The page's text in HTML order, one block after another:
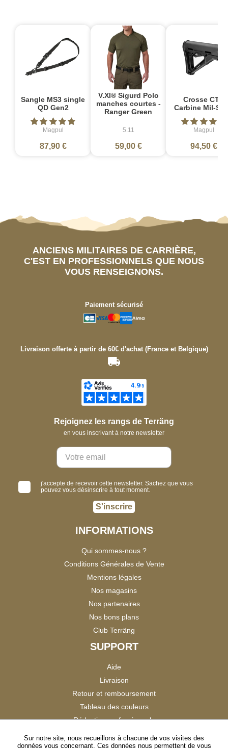
Sangle MS3 single
QD Gen2
Magpul
87,90 €
V.XI® Sigurd Polo
manches courtes -
Ranger Green
5.11
59,00 €
Crosse CTR
Carbine Mil-
Magpul
94,50 €
ANCIENS MILITAIRES DE CARRIÈRE,
C'EST EN PROFESSIONNELS QUE NOUS
VOUS RENSEIGNONS.
Paiement sécurisé
Livraison offerte à partir de 60€ d'achat (France et Belgique)
Rejoignez les rangs de Terräng
en vous inscrivant à notre newsletter
j'accepte de recevoir cette newsletter. Sachez que vous
pouvez vous désinscrire à tout moment.
S'inscrire
INFORMATIONS
Qui sommes-nous ?
Conditions Générales de Vente
Mentions légales
Nos magasins
Nos partenaires
Nos bons plans
Club Terräng
SUPPORT
Aide
Livraison
Retour et remboursement
Tableau des couleurs
Réduction professionnels
Satisfaction Clients
Sur notre site, nous recueillons à chacune de vos visites des
données vous concernant. Ces données nous permettent de vous